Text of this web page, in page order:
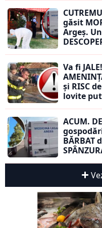
găsit
Argeș.
Va fi
și RISC
lovite
ACUM.
BĂRBAT